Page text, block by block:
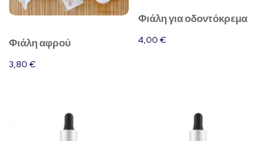
Φιάλη αφρού
3,80 €
Φιάλη για οδοντόκρεμα
4,00€